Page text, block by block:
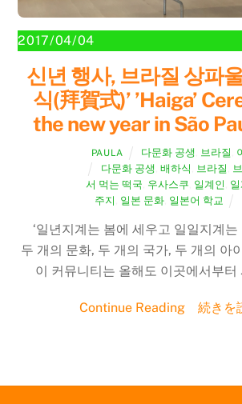
2017/04/04
신년 행사, 브라질 상파
식(拜賀式)’ ’Haiga’
the new year in São
PAULA 다문화 공생 브라질
다문화 공생 배하식 브라질
서 먹는 떡국 우사스쿠 일계인
주지 일본 문화, 일본어 학교
‘일년지계는 봄에 세우고 일일지계는
두 개의 문화, 두 개의 국가, 두 개의 아
이 커뮤니티는 올해도 이곳에서부터
Continue Reading 続きを